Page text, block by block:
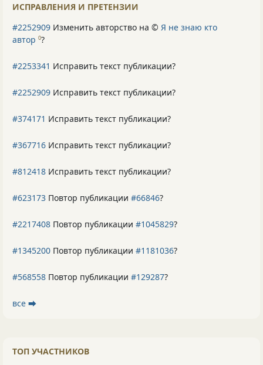
ИСПРАВЛЕНИЯ И ПРЕТЕНЗИИ
#2252909 Изменить авторство на © Я не знаю кто
автор 0?
#2253341 Исправить текст публикации?
#2252909 Исправить текст публикации?
#374171 Исправить текст публикации?
#367716 Исправить текст публикации?
#812418 Исправить текст публикации?
#623173 Повтор публикации #66846?
#2217408 Повтор публикации #1045829?
#1345200 Повтор публикации #1181036?
#568558 Повтор публикации #129287?
все ⮕
ТОП УЧАСТНИКОВ